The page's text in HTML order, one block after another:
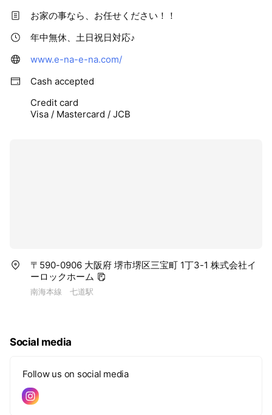
お家の事なら、お任せください！！
年中無休、土日祝日対応♪
www.e-na-e-na.com/
Cash accepted
Credit card
Visa / Mastercard / JCB
〒590-0906 大阪府 堺市堺区三宝町 1丁3-1 株式会社イ
ーロックホーム
南海本線 七道駅
Social media
Follow us on social media